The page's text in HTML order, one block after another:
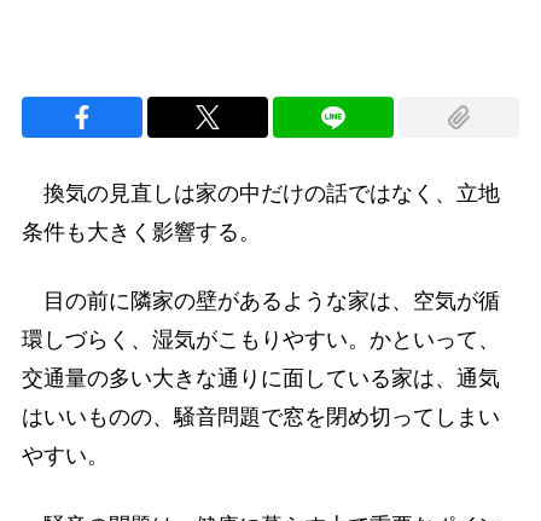
換気の見直しは家の中だけの話ではなく、立地
条件も大きく影響する。
目の前に隣家の壁があるような家は、空気が循
環しづらく、湿気がこもりやすい。かといって、
交通量の多い大きな通りに面している家は、通気
はいいものの、騒音問題で窓を閉め切ってしまい
やすい。